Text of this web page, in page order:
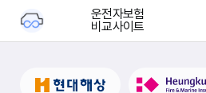
운전자보험
비교사이트